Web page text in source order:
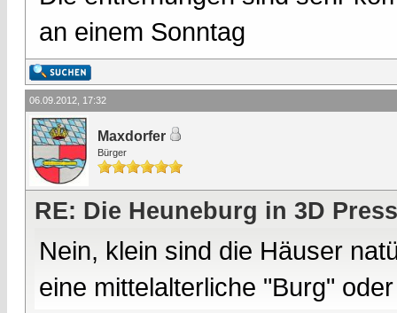
an einem Sonntag
06.09.2012, 17:32
Maxdorfer
Bürger
RE: Die Heuneburg in 3D
Nein, klein sind die Häuser
eine mittelalterliche "Burg"